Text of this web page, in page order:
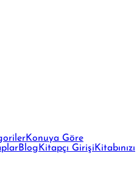
Konuya Göre
Blog Kitapçı Girişi Kitabınızı